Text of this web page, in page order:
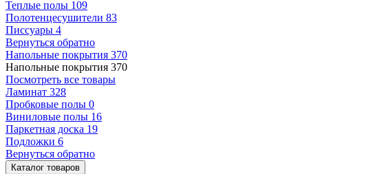
Теплые полы 109
Полотенцесушители 83
Писсуары 4
Вернуться обратно
Напольные покрытия 370
Напольные покрытия 370
Посмотреть все товары
Ламинат 328
Пробковые полы 0
Виниловые полы 16
Паркетная доска 19
Подложки 6
Вернуться обратно
Каталог товаров